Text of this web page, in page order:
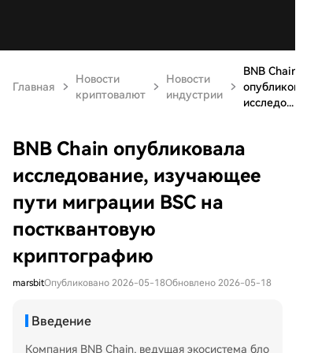
Главная
Новости
криптовалют
Новости
индустрии
BNB Chain
опубликовала
исследо...
BNB Chain опубликовала
исследование, изучающее
пути миграции BSC на
постквантовую
криптографию
marsbitОпубликовано 2026-05-18Обновлено 2026-05-18
Введение
Компания BNB Chain, ведущая экосистема бло